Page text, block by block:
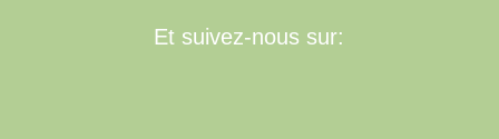
Et suivez-nous sur: